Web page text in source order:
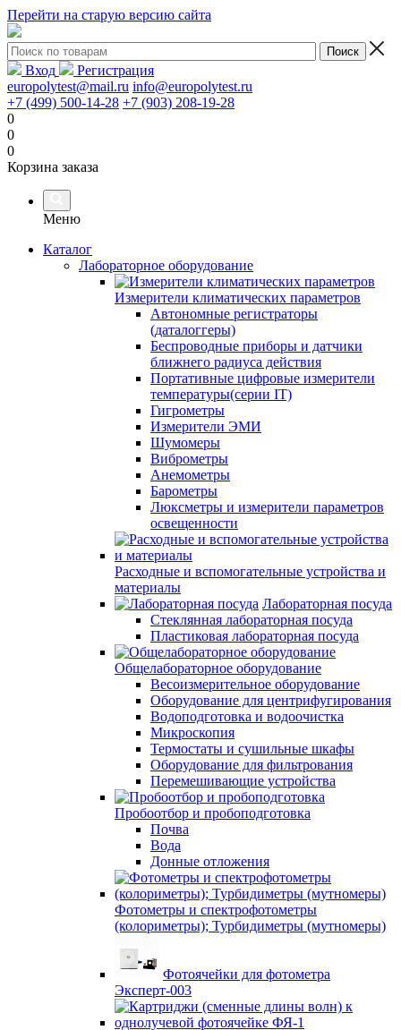
Перейти на старую версию сайта
Вход
Регистрация
europolytest@mail.ru info@europolytest.ru
+7 (499) 500-14-28 +7 (903) 208-19-28
0
0
0
Корзина заказа
Меню
Каталог
Лабораторное оборудование
Измерители климатических параметров
Автономные регистраторы
(даталоггеры)
Беспроводные приборы и датчики
ближнего радиуса действия
Портативные цифровые измерители
температуры(серии IT)
Гигрометры
Измерители ЭМИ
Шумомеры
Виброметры
Анемометры
Барометры
Люксметры и измерители параметров
освещенности
Расходные и вспомогательные устройства и
материалы
Лабораторная посуда
Стеклянная лабораторная посуда
Пластиковая лабораторная посуда
Общелабораторное оборудование
Весоизмерительное оборудование
Оборудование для центрифугирования
Водоподготовка и водоочистка
Микроскопия
Термостаты и сушильные шкафы
Оборудование для фильтрования
Перемешивающие устройства
Пробоотбор и пробоподготовка
Почва
Вода
Донные отложения
Фотометры и спектрофотометры
(колориметры); Турбидиметры (мутномеры)
Фотоячейки для фотометра
Эксперт-003